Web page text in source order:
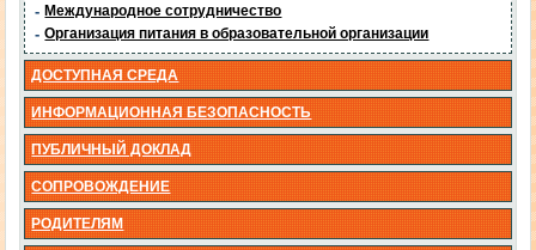
- Международное сотрудничество
- Организация питания в образовательной организации
ДОСТУПНАЯ СРЕДА
ИНФОРМАЦИОННАЯ БЕЗОПАСНОСТЬ
ПУБЛИЧНЫЙ ДОКЛАД
СОПРОВОЖДЕНИЕ
РОДИТЕЛЯМ